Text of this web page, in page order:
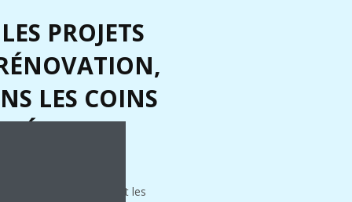
PROJETS
LES COINS
ÉTROITS
dans les coins et les